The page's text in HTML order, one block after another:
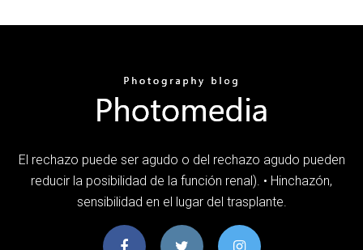
El rechazo puede ser agudo o del rechazo agudo pueden
reducir la posibilidad de la función renal). • Hinchazón,
sensibilidad en el lugar del trasplante.